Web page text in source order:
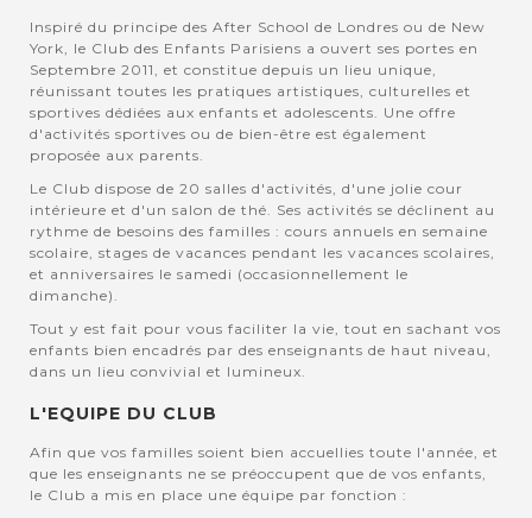
Inspiré du principe des After School de Londres ou de New
York, le Club des Enfants Parisiens a ouvert ses portes en
Septembre 2011, et constitue depuis un lieu unique,
réunissant toutes les pratiques artistiques, culturelles et
sportives dédiées aux enfants et adolescents. Une offre
d'activités sportives ou de bien-être est également
proposée aux parents.
Le Club dispose de 20 salles d'activités, d'une jolie cour
intérieure et d'un salon de thé. Ses activités se déclinent au
rythme de besoins des familles : cours annuels en semaine
scolaire, stages de vacances pendant les vacances scolaires,
et anniversaires le samedi (occasionnellement le
dimanche).
Tout y est fait pour vous faciliter la vie, tout en sachant vos
enfants bien encadrés par des enseignants de haut niveau,
dans un lieu convivial et lumineux.
L'EQUIPE DU CLUB
Afin que vos familles soient bien accuellies toute l'année, et
que les enseignants ne se préoccupent que de vos enfants,
le Club a mis en place une équipe par fonction :